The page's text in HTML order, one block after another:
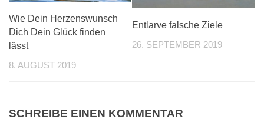
Wie Dein Herzenswunsch
Dich Dein Glück finden
lässt
8. AUGUST 2019
Entlarve falsche Ziele
26. SEPTEMBER 2019
SCHREIBE EINEN KOMMENTAR